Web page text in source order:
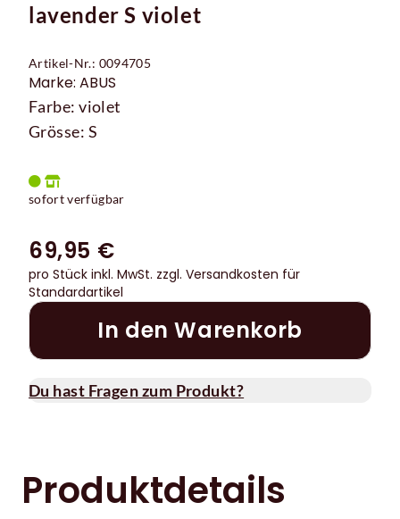
lavender S violet
Artikel-Nr.: 0094705
Marke: ABUS
Farbe: violet
Grösse: S
sofort verfügbar
69,95 €
pro Stück inkl. MwSt. zzgl. Versandkosten für
Standardartikel
In den Warenkorb
Du hast Fragen zum Produkt?
Produktdetails